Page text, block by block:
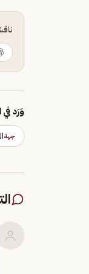
وَرَد في
جهة